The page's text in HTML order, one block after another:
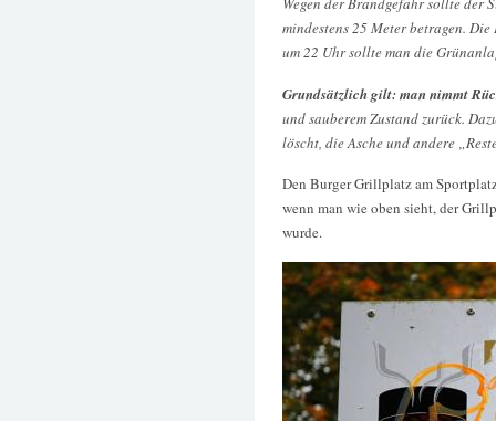
mindestens 25 Meter betragen.
um 22 Uhr sollte man die
Grundsätzlich gilt: man nimmt
und sauberem Zustand zurück.
löscht, die Asche und andere
Den Burger Grillplatz am
wenn man wie oben sieht, der
wurde.